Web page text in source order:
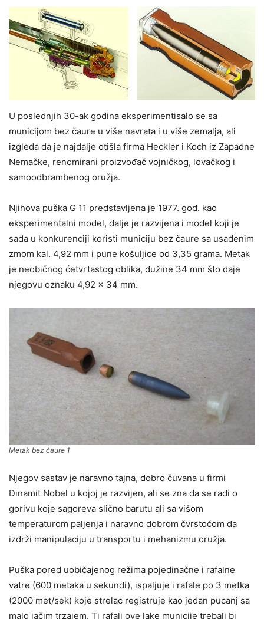
U poslednjih 30-ak godina eksperimentisalo se sa
municijom bez čaure u više navrata i u više zemalja, ali
izgleda da je najdalje otišla firma Heckler i Koch iz Zapadne
Nemačke, renomirani proizvođač vojničkog, lovačkog i
samoodbrambenog oružja.
Njihova puška G 11 predstavljena je 1977. god. kao
eksperimentalni model, dalje je razvijena i model koji je
sada u konkurenciji koristi municiju bez čaure sa usađenim
zmom kal. 4,92 mm i pune košuljice od 3,35 grama. Metak
je neobičnog ćetvrtastog oblika, dužine 34 mm što daje
njegovu oznaku 4,92 x 34 mm.
Metak bez čaure 1
Njegov sastav je naravno tajna, dobro čuvana u firmi
Dinamit Nobel u kojoj je razvijen, ali se zna da se radi o
gorivu koje sagoreva slično barutu ali sa višom
temperaturom paljenja i naravno dobrom čvrstoćom da
izdrži manipulaciju u transportu i mehanizmu oružja.
Puška pored uobičajenog režima pojedinačne i rafalne
vatre (600 metaka u sekundi), ispaljuje i rafale po 3 metka
(2000 met/sek) koje strelac registruje kao jedan pucanj sa
malo jačim trzajem. Ti rafali ove lake municije trebali bi